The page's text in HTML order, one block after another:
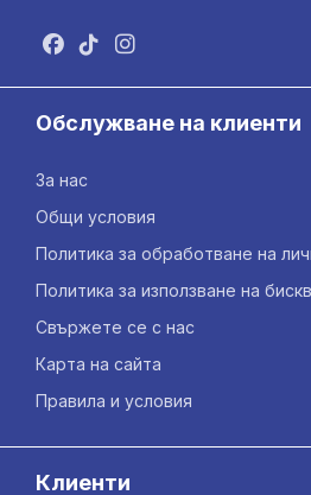
Обслужване на клиенти
За нас
Общи условия
Политика за обработване на
Политика за използване на
Свържете се с нас
Карта на сайта
Правила и условия
Клиенти